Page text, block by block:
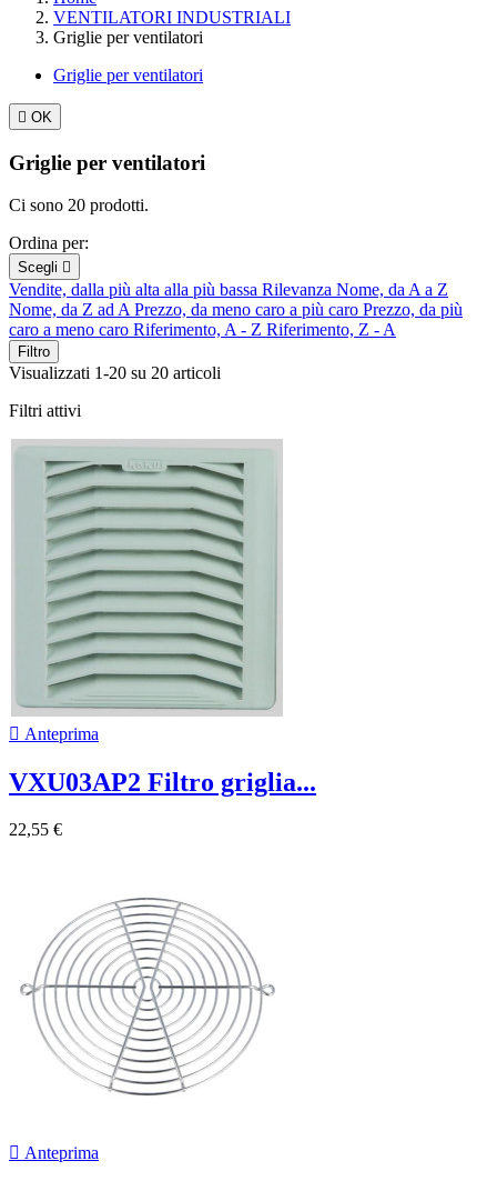
VENTILATORI INDUSTRIALI
Griglie per ventilatori
Griglie per ventilatori
 OK
Griglie per ventilatori
Ci sono 20 prodotti.
Ordina per:
Scegli 
Vendite, dalla più alta alla più bassa Rilevanza Nome, da A a Z
Nome, da Z ad APrezzo, da meno caro a più caro Prezzo, da più
caro a meno caro Riferimento, A - Z Riferimento, Z - A
Filtro
Visualizzati 1-20 su 20 articoli
Filtri attivi
 Anteprima
VXU03AP2 Filtro griglia...
22,55 €
 Anteprima